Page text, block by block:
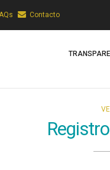
Contacto